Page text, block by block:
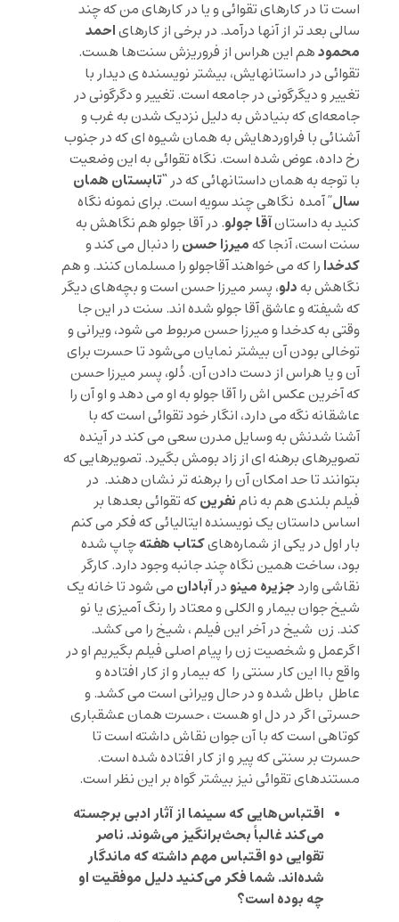
است تا در کارهای تقوائی و یا در کارهای من که چند
سالی بعد تر از آنها درآمد. در برخی از کارهایاحمد
محمودهم این هراس از فروریزش سنت‌ها هست.
تقوائی در داستانهایش، بیشتر نویسنده ی دیدار با
تغییر و دیگرگونی در جامعه است. تغییر و دگرگونی در
جامعه‌ای که بنیادش به دلیل نزدیک شدن به غرب و
آشنائی با فراوردهایش به همان شیوه ای که در جنوب
رخ داده، عوض شده است. نگاه تقوائی به این وضعیت
با توجه به همان داستانهائی که در“تابستان همان
سال” آمده نگاهی چند سویه است. برای نمونه نگاه
کنید به داستانآقا جولو. در آقا جولو هم نگاهش به
سنت است، آنجا کهمیرزا حسن را دنبال می کند و
کدخدا را که می خواهند آقاجولو را مسلمان کنند. و هم
نگاهش بهدلو، پسر میرزا حسن است و بچه‌های دیگر
که شیفته و عاشق آقا جولو شده اند. سنت در این جا
وقتی به کدخدا و میرزا حسن مربوط می شود، ویرانی و
توخالی بودن آن بیشتر نمایان می‌شود تا حسرت برای
آن و یا هراس از دست دادن آن. دُلو، پسر میرزا حسن
که آخرین عکس اش را آقا جولو به او می دهد و او آن را
عاشقانه نگه می دارد، انگار خود تقوائی است که با
آشنا شدنش به وسایل مدرن سعی می کند در آینده
تصویرهای برهنه ای از زاد بومش بگیرد. تصویرهایی که
بتوانند تا حد امکان آن را برهنه تر نشان دهند. در
فیلم بلندی هم به نامنفرینکه تقوائی بعدها بر
اساس داستان یک نویسنده ایتالیائی که فکر می کنم
بار اول در یکی از شماره‌هایکتاب هفتهچاپ شده
بود، ساخت همین نگاه چند جانبه وجود دارد. کارگر
نقاشی وارد جزیره مینو درآبادان می شود تا خانه یک
شیخ جوان بیمار و الکلی و معتاد را رنگ آمیزی یا نو
کند. زن شیخ در آخر این فیلم ، شیخ را می کشد.
اگرعمل و شخصیت زن را پیام اصلی فیلم بگیریم او در
واقع باا این کار سنتی را که بیمار و از کار افتاده و
عاطل باطل شده و در حال ویرانی است می کشد. و
حسرتی اگر در دل او هست ، حسرت همان عشقباری
کوتاهی است که با آن جوان نقاش داشته است تا
حسرت بر سنتی که پیر و از کار افتاده شده است.
مستندهای تقوائی نیز بیشتر گواه بر این نظر است.
اقتباس‌هایی که سینما از آثار ادبی برجسته
می‌کند غالباً بحث‌برانگیز می‌شوند. ناصر
تقوایی دو اقتباس مهم داشته که ماندگار
شده‌اند. شما فکر می‌کنید دلیل موفقیت او
چه بوده است؟